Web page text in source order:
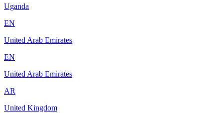
Uganda
EN
United Arab Emirates
EN
United Arab Emirates
AR
United Kingdom